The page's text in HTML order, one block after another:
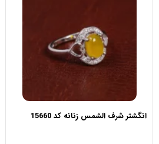
انگشتر شرف الشمس زنانه کد 15660